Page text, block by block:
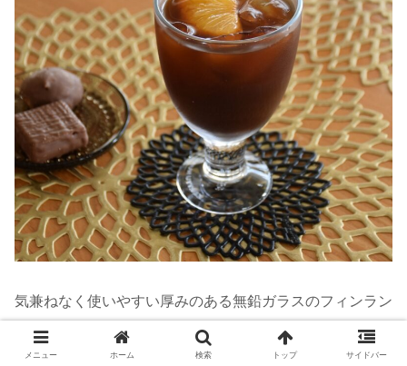
気兼ねなく使いやすい厚みのある無鉛ガラスのフィンラン
ド製。
メニュー ホーム 検索 トップ サイドバー